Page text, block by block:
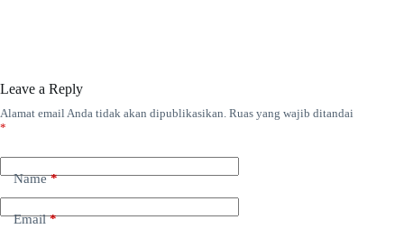
Leave a Reply
Alamat email Anda tidak akan dipublikasikan. Ruas yang wajib ditandai
*
Name*
Email*